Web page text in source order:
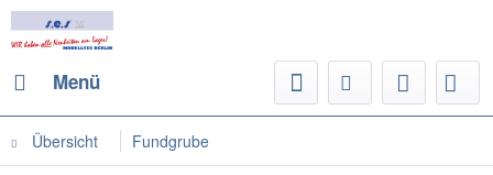
Menü
Übersicht Fundgrube